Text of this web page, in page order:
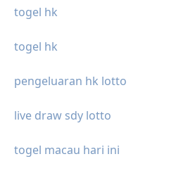
togel hk
togel hk
pengeluaran hk lotto
live draw sdy lotto
togel macau hari ini